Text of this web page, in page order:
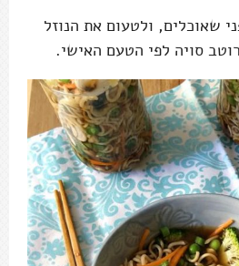
שאוכלים, ולטעום את הנוזל
סויה לפי הטעם האישי.